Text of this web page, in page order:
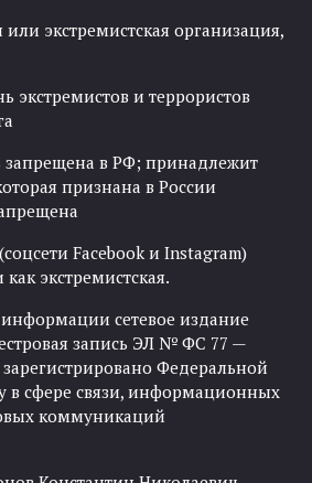
или экстремистская организация,
экстремистов и террористов
запрещена в РФ; принадлежит
признана в России
Facebook и Instagram)
экстремистская.
сетевое издание
запись ЭЛ № ФС 77 —
зарегистрировано Федеральной
в сфере связи, информационных
коммуникаций